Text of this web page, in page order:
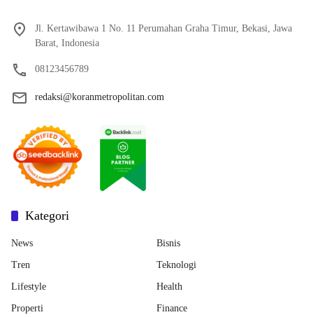
Jl. Kertawibawa 1 No. 11 Perumahan Graha Timur, Bekasi, Jawa
Barat, Indonesia
08123456789
redaksi@koranmetropolitan.com
Kategori
News Bisnis
Tren Teknologi
Lifestyle Health
Properti Finance